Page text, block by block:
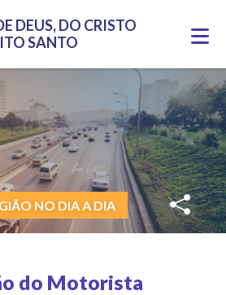
DEUS, DO CRISTO
SANTO
NO DIA A DIA
do Motorista